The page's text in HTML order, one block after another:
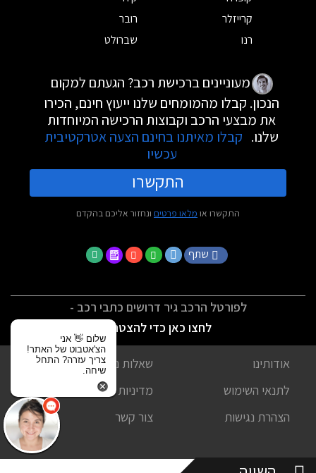
קרייזלר
רובר
רנו
שברולט
מעוניינים ברכישת רכב? הגעתם למקום
הנכון. קבלו מהמומחים שלנו ייעוץ חינם, הכירו
את מבצעי הרכב וקבוצות הרכישה המיוחדות
שלנו. קבלו מאיתנו בחינם הצעה אטרקטיבית
עכשיו
התקשרו
התקשרו או מלאו פרטים ונחזור אליכם בהקדם
שתף
לפורטל הרכב גיר דרושים כתבי רכב -
לחצו כאן כדי להצטרף
אודותינו
שאלות נפוצות
לתנאי השימוש
מדיניות פרטיות
הצהרת נגישות
צור קשר
שלום 👋 אני
הצ'אטבוט של האתר!
צריך עזרה? התחל
שיחה.